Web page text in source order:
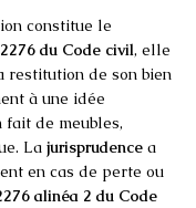
constitue le
du Code civil, elle
de son bien
à une idée
de meubles,
La jurisprudence a
en cas de perte ou
alinéa 2 du Code